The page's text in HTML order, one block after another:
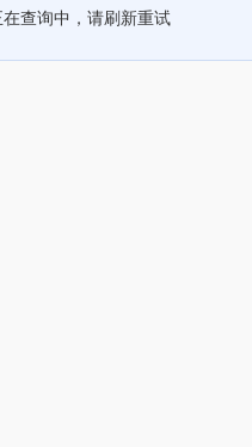
在查询中，请刷新重试